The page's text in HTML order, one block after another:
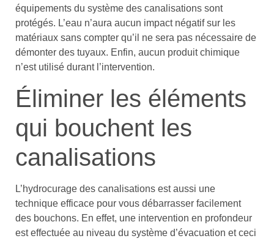
équipements du système des canalisations sont
protégés. L’eau n’aura aucun impact négatif sur les
matériaux sans compter qu’il ne sera pas nécessaire de
démonter des tuyaux. Enfin, aucun produit chimique
n’est utilisé durant l’intervention.
Éliminer les éléments
qui bouchent les
canalisations
L’hydrocurage des canalisations est aussi une
technique efficace pour vous débarrasser facilement
des bouchons. En effet, une intervention en profondeur
est effectuée au niveau du système d’évacuation et ceci